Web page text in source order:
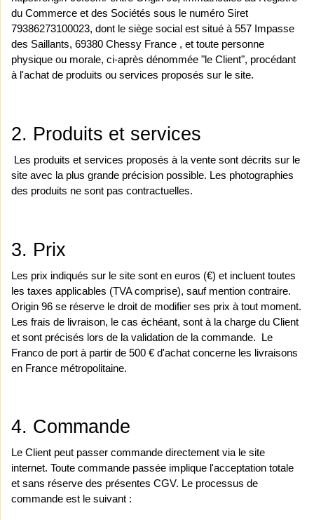
79386273100023, dont le siège social est situé à 557 Impasse
des Saillants, 69380 Chessy France , et toute personne
physique ou morale, ci-après dénommée "le Client", procédant
à l'achat de produits ou services proposés sur le site.
2. Produits et services
Les produits et services proposés à la vente sont décrits sur le
site avec la plus grande précision possible. Les photographies
des produits ne sont pas contractuelles.
3. Prix
Les prix indiqués sur le site sont en euros (€) et incluent toutes
les taxes applicables (TVA comprise), sauf mention contraire.
Origin 96 se réserve le droit de modifier ses prix à tout moment.
Les frais de livraison, le cas échéant, sont à la charge du Client
et sont précisés lors de la validation de la commande.
Le
Franco de port à partir de 500 € d'achat concerne les livraisons
en France métropolitaine.
4. Commande
Le Client peut passer commande directement via le site
internet. Toute commande passée implique l'acceptation totale
et sans réserve des présentes CGV. Le processus de
commande est le suivant :